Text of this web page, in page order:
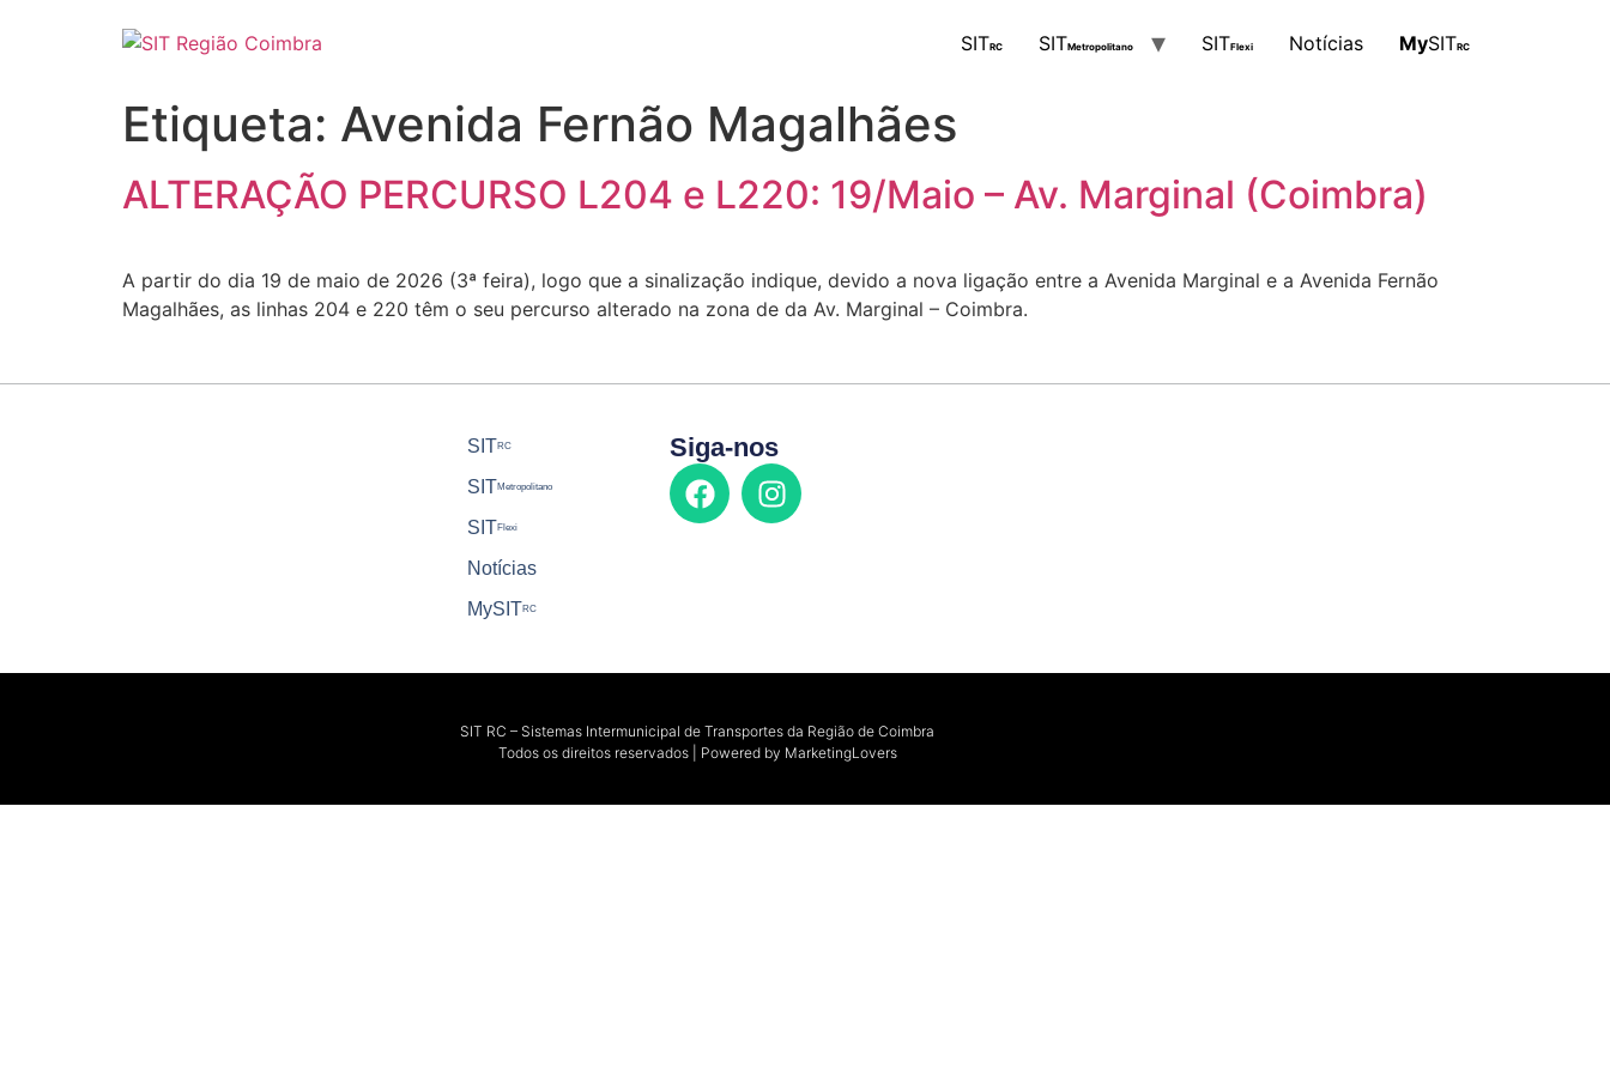
SITRC SITMetropolitano SITFlexi Notícias MySITRC
Etiqueta: Avenida Fernão Magalhães
ALTERAÇÃO PERCURSO L204 e L220: 19/Maio – Av. Marginal (Coimbra)
A partir do dia 19 de maio de 2026 (3ª feira), logo que a sinalização indique, devido a nova ligação entre a Avenida Marginal e a Avenida Fernão
Magalhães, as linhas 204 e 220 têm o seu percurso alterado na zona de da Av. Marginal – Coimbra.
SITRC
SITMetropolitano
SITFlexi
Notícias
MySITRC
Siga-nos
SIT RC – Sistemas Intermunicipal de Transportes da Região de Coimbra
Todos os direitos reservados | Powered by MarketingLovers